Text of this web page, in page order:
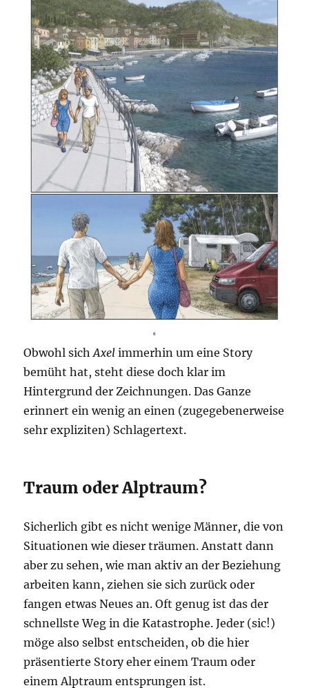
Obwohl sichAxel immerhin um eine Story
bemüht hat, steht diese doch klar im
Hintergrund der Zeichnungen. Das Ganze
erinnert ein wenig an einen (zugegebenerweise
sehr expliziten) Schlagertext.
Traum oder Alptraum?
Sicherlich gibt es nicht wenige Männer, die von
Situationen wie dieser träumen. Anstatt dann
aber zu sehen, wie man aktiv an der Beziehung
arbeiten kann, ziehen sie sich zurück oder
fangen etwas Neues an. Oft genug ist das der
schnellste Weg in die Katastrophe. Jeder (sic!)
möge also selbst entscheiden, ob die hier
präsentierte Story eher einem Traum oder
einem Alptraum entsprungen ist.